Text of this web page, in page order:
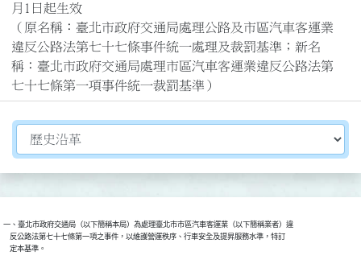
月1日起生效
（原名稱：臺北市政府交通局處理公路及市區汽車客運業
違反公路法第七十七條事件統一處理及裁罰基準；新名
稱：臺北市政府交通局處理市區汽車客運業違反公路法第
七十七條第一項事件統一裁罰基準）
切換選擇法規資訊內容
一、臺北市政府交通局（以下簡稱本局）為處理臺北市市區汽車客運業（以下簡稱業者）違
    反公路法第七十七條第一項之事件，以維護營運秩序、行車安全及提昇服務水準，特訂
    定本基準。